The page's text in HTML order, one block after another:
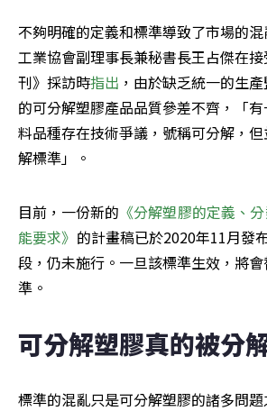
不夠明確的定義和標準導致了市場的
工業協會副理事長兼秘書長王占傑在
刊》採訪時指出 ，由於缺乏統一的生
的可分解塑膠產品品質參差不齊，「
料品種存在技術爭議，號稱可分解，
解標準」。
目前，一份新的 《分解塑膠的定義、
能要求》 的計畫稿已於2020年11月發
段，仍未施行。一旦該標準生效，將
準。
可分解塑膠真的被分
標準的混亂只是可分解塑膠的諸多問題